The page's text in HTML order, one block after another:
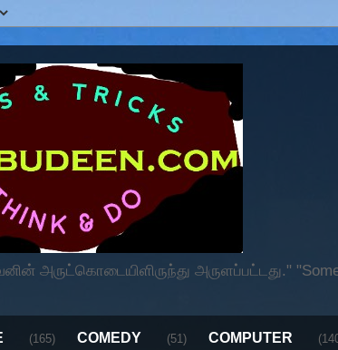
அருட்கொடையிளிருந்து அருளப்பட்டது." "Some
(165) COMEDY (51) COMPUTER